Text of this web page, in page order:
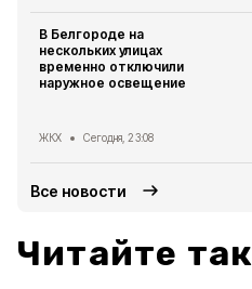
В Белгороде на
нескольких улицах
временно отключили
наружное освещение
ЖКХ Сегодня, 23:08
Все новости
Читайте